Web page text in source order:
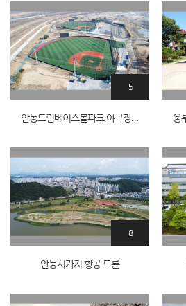
안동드림베이스볼파크 야구장 드론항공
5
웅
안동시가지 항공 드론
8